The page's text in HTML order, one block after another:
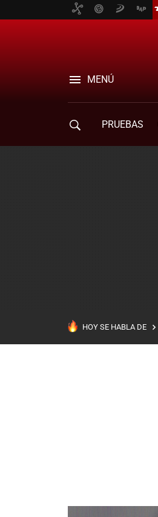
MENÚ
PRUEBAS
HOY SE HABLA DE